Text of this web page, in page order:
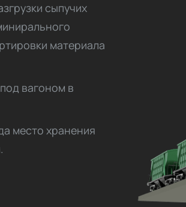
сыпучих
материала
вагоном в
место хранения